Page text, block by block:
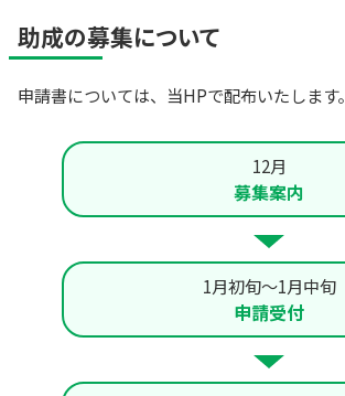
助成の募集について
申請書については、当HPで配布いたします。
12月
募集案内
1月初旬〜1月中旬
申請受付